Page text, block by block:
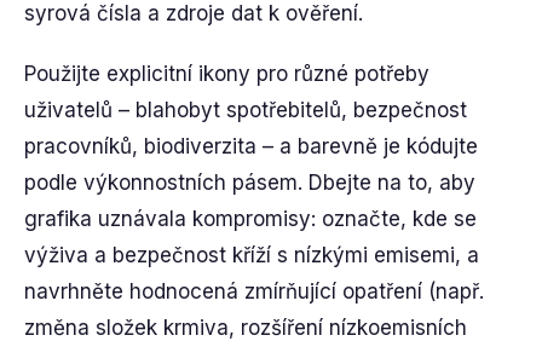
syrová čísla a zdroje dat k ověření.
Použijte explicitní ikony pro různé potřeby
uživatelů – blahobyt spotřebitelů, bezpečnost
pracovníků, biodiverzita – a barevně je kódujte
podle výkonnostních pásem. Dbejte na to, aby
grafika uznávala kompromisy: označte, kde se
výživa a bezpečnost kříží s nízkými emisemi, a
navrhněte hodnocená zmírňující opatření (např.
změna složek krmiva, rozšíření nízkoemisních